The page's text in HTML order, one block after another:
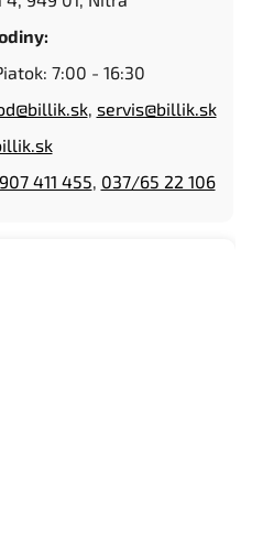
7:00 - 16:30
, servis@billik.sk
411 455, 037/65 22 106